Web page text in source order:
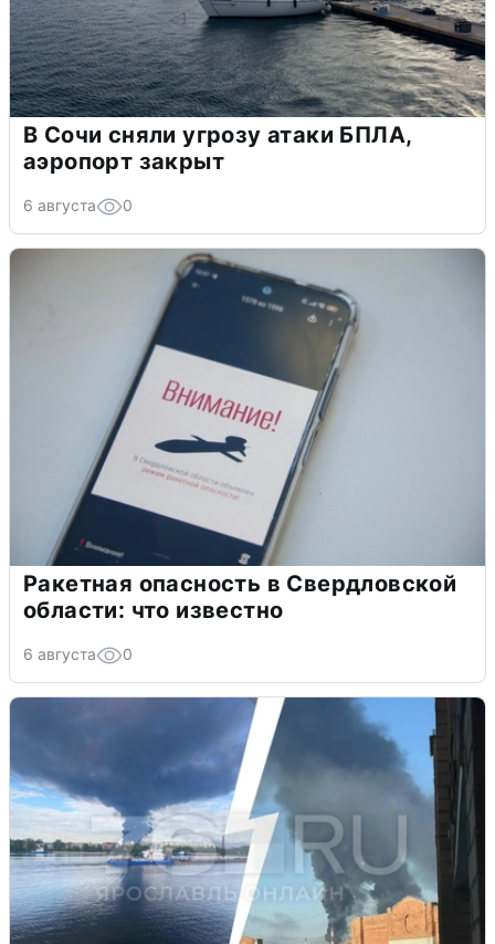
В Сочи сняли угрозу атаки БПЛА,
аэропорт закрыт
6 августа 0
Ракетная опасность в Свердловской
области: что известно
6 августа 0